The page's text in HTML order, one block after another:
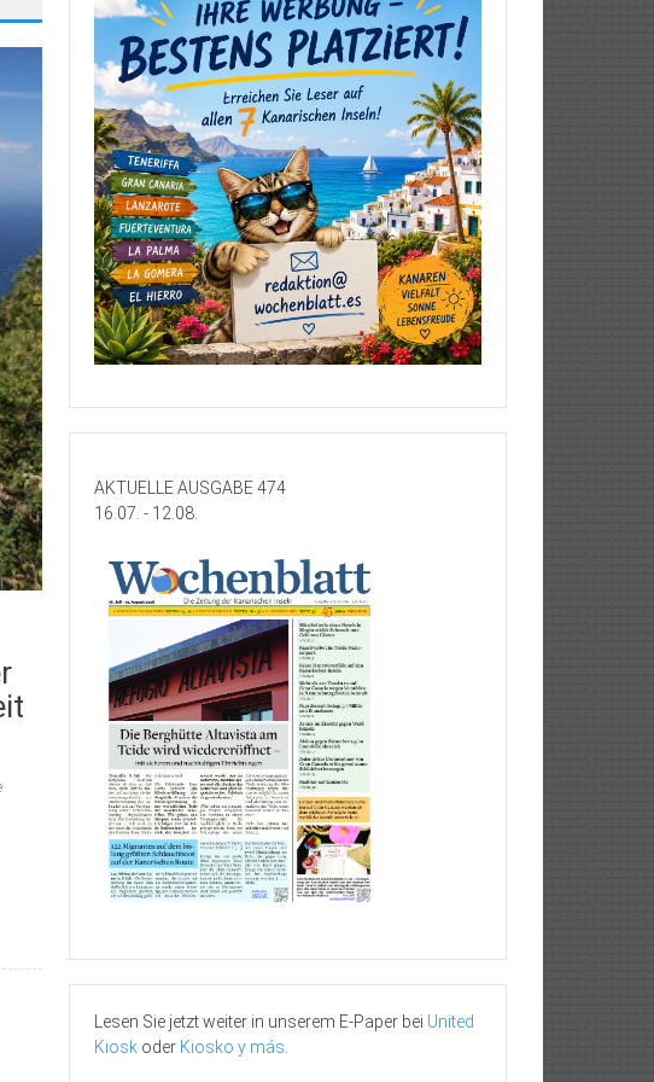
AKTUELLE AUSGABE 474
16.07. - 12.08.
Lesen Sie jetzt weiter in unserem E-Paper bei United
Kiosk oder Kiosko y más